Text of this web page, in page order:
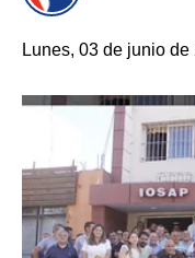
Lunes, 03 de junio